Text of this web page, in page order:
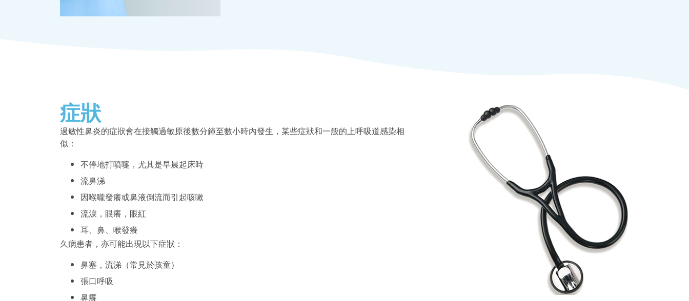
症狀
過敏性鼻炎的症狀會在接觸過敏原後數分鐘至數小時內發生，某些症狀和一般的上呼吸道感染相
似：
不停地打噴嚏，尤其是早晨起床時
流鼻涕
因喉嚨發癢或鼻液倒流而引起咳嗽
流淚，眼癢，眼紅
耳、鼻、喉發癢
久病患者，亦可能出現以下症狀：
鼻塞，流涕（常見於孩童）
張口呼吸
鼻癢